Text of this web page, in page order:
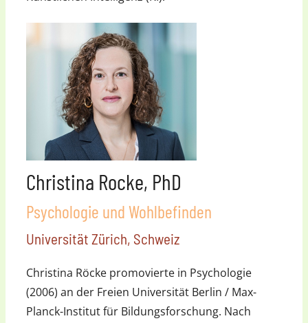
Christina Rocke, PhD
Psychologie und Wohlbefinden
Universität Zürich, Schweiz
Christina Röcke promovierte in Psychologie
(2006) an der Freien Universität Berlin / Max-
Planck-Institut für Bildungsforschung. Nach